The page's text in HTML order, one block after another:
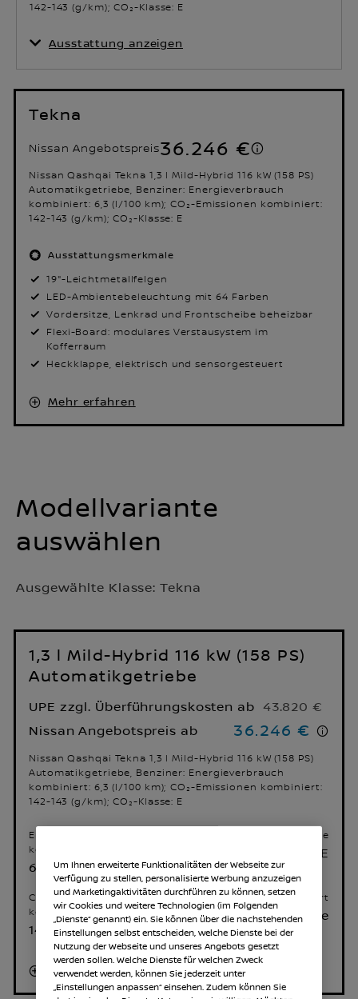
142-143 (g/km); CO₂-Klasse: E
Ausstattung anzeigen
Tekna
Nissan Angebotspreis36.246 €
Nissan Qashqai Tekna 1,3 l Mild-Hybrid 116 kW (158 PS)
Automatikgetriebe, Benziner: Energieverbrauch
kombiniert: 6,3 (l/100 km); CO₂-Emissionen kombiniert:
142-143 (g/km); CO₂-Klasse: E
Ausstattungsmerkmale
19"-Leichtmetallfelgen
LED-Ambientebeleuchtung mit 64 Farben
Vordersitze, Lenkrad und Frontscheibe beheizbar
Flexi-Board: modulares Verstausystem im
Kofferraum
Heckklappe, elektrisch und sensorgesteuert
Mehr erfahren
Modellvariante
auswählen
Ausgewählte Klasse: Tekna
1,3 l Mild-Hybrid 116 kW (158 PS)
Automatikgetriebe
UPE zzgl. Überführungskosten ab 43.820 €
Nissan Angebotspreis ab
36.246 €
Nissan Qashqai Tekna 1,3 l Mild-Hybrid 116 kW (158 PS)
Automatikgetriebe, Benziner: Energieverbrauch
kombiniert: 6,3 (l/100 km); CO₂-Emissionen kombiniert:
142-143 (g/km); CO₂-Klasse: E
Energieverbrauch
kombiniert
6.3 l/100 km
CO₂-Klasse
E
CO₂-Emissionen
kombiniert
142-143 g/km
Getriebeart
Automatikgetriebe
Mehr erfahren
Um Ihnen erweiterte Funktionalitäten der Webseite zur
Verfügung zu stellen, personalisierte Werbung anzuzeigen
und Marketingaktivitäten durchführen zu können, setzen
wir Cookies und weitere Technologien (im Folgenden
„Dienste“ genannt) ein. Sie können über die nachstehenden
Einstellungen selbst entscheiden, welche Dienste bei der
Nutzung der Webseite und unseres Angebots gesetzt
werden sollen. Welche Dienste für welchen Zweck
verwendet werden, können Sie jederzeit unter
„Einstellungen anpassen“ einsehen. Zudem können Sie